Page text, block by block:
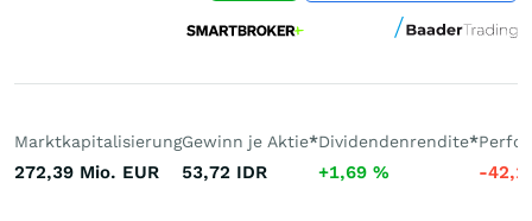
Marktkapitalisierung
272,39 Mio. EUR
Gewinn je Aktie*
53,72 IDR
Dividendenrendite*
+1,69 % -